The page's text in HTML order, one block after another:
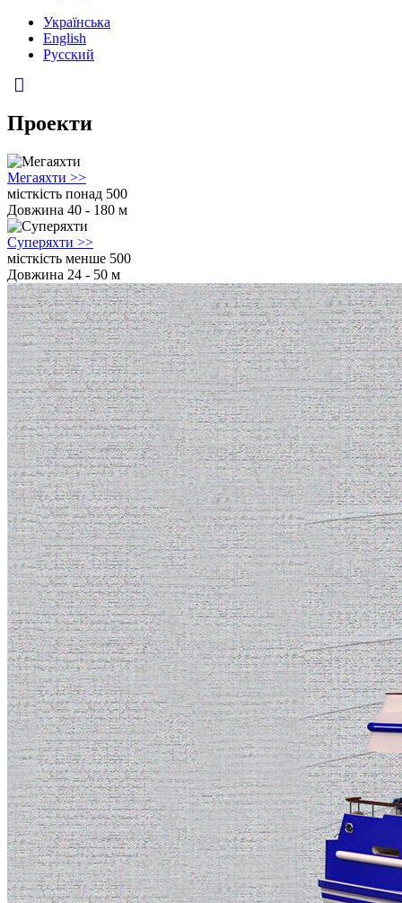
Українська
English
Русский
Проекти
Мегаяхти >>
місткість понад 500
Довжина 40 - 180 м
Суперяхти >>
місткість менше 500
Довжина 24 - 50 м